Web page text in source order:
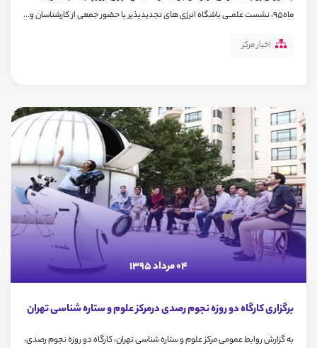
ماه95، نشست علمــی باشگاه انرژی های تجدیدپذیر با حضور جمعی از کارشناسان و...
اخبار مرکز
04 مرداد 1395
برگزاری کارگاه دو روزه نجوم رصدی درمرکز علوم و ستاره شناسی تهران
به گزارش روابط عمومی مرکز علوم و ستاره شناسی تهران، کارگاه دو روزه نجوم رصدی،